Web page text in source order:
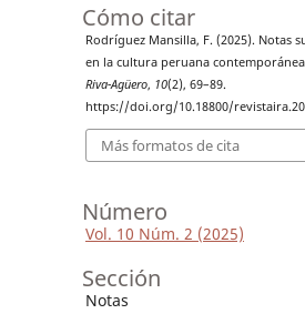
Cómo citar
Rodríguez Mansilla, F. (2025). Notas
en la cultura peruana
Riva-Agüero, 10(2), 69–89.
https://doi.org/10.18800/
Más formatos de cita
Número
Vol. 10 Núm. 2 (2025)
Sección
Notas